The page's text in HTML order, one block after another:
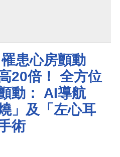
患心房顫動
20倍！ 全方位
動： AI導航
」及「左心耳
術